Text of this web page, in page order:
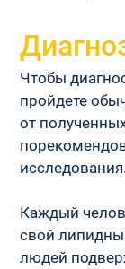
Чтобы
пройдете
от
исследования.
Каждый
свой
людей